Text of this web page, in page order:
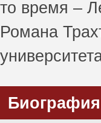
то время –
Романа